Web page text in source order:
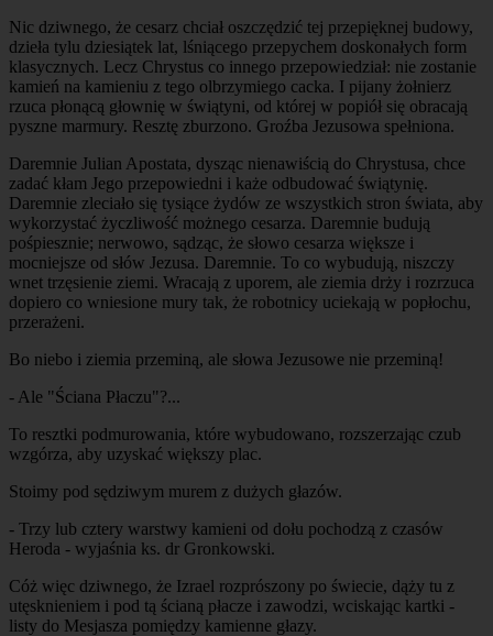
Nic dziwnego, że cesarz chciał oszczędzić tej przepięknej budowy,
dzieła tylu dziesiątek lat, lśniącego przepychem doskonałych form
klasycznych. Lecz Chrystus co innego przepowiedział: nie zostanie
kamień na kamieniu z tego olbrzymiego cacka. I pijany żołnierz
rzuca płonącą głownię w świątyni, od której w popiół się obracają
pyszne marmury. Resztę zburzono. Groźba Jezusowa spełniona.
Daremnie Julian Apostata, dysząc nienawiścią do Chrystusa, chce
zadać kłam Jego przepowiedni i każe odbudować świątynię.
Daremnie zleciało się tysiące żydów ze wszystkich stron świata, aby
wykorzystać życzliwość możnego cesarza. Daremnie budują
pośpiesznie; nerwowo, sądząc, że słowo cesarza większe i
mocniejsze od słów Jezusa. Daremnie. To co wybudują, niszczy
wnet trzęsienie ziemi. Wracają z uporem, ale ziemia drży i rozrzuca
dopiero co wniesione mury tak, że robotnicy uciekają w popłochu,
przerażeni.
Bo niebo i ziemia przeminą, ale słowa Jezusowe nie przeminą!
- Ale "Ściana Płaczu"?...
To resztki podmurowania, które wybudowano, rozszerzając czub
wzgórza, aby uzyskać większy plac.
Stoimy pod sędziwym murem z dużych głazów.
- Trzy lub cztery warstwy kamieni od dołu pochodzą z czasów
Heroda - wyjaśnia ks. dr Gronkowski.
Cóż więc dziwnego, że Izrael rozprószony po świecie, dąży tu z
utęsknieniem i pod tą ścianą płacze i zawodzi, wciskając kartki -
listy do Mesjasza pomiędzy kamienne głazy.